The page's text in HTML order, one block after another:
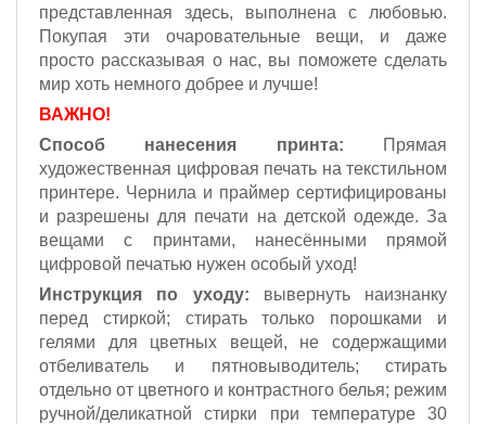
представленная здесь, выполнена с любовью.
Покупая эти очаровательные вещи, и даже
просто рассказывая о нас, вы поможете сделать
мир хоть немного добрее и лучше!
ВАЖНО!
Способ нанесения принта: Прямая
художественная цифровая печать на текстильном
принтере. Чернила и праймер сертифицированы
и разрешены для печати на детской одежде. За
вещами с принтами, нанесёнными прямой
цифровой печатью нужен особый уход!
Инструкция по уходу: вывернуть наизнанку
перед стиркой; стирать только порошками и
гелями для цветных вещей, не содержащими
отбеливатель и пятновыводитель; стирать
отдельно от цветного и контрастного белья; режим
ручной/деликатной стирки при температуре 30